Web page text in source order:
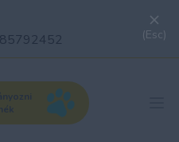
(Esc)